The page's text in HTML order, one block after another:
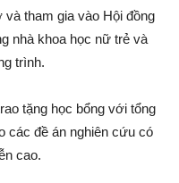
và tham gia vào Hội đồng
nhà khoa học nữ trẻ và
trình.
tặng học bổng với tổng
các đề án nghiên cứu có
cao.